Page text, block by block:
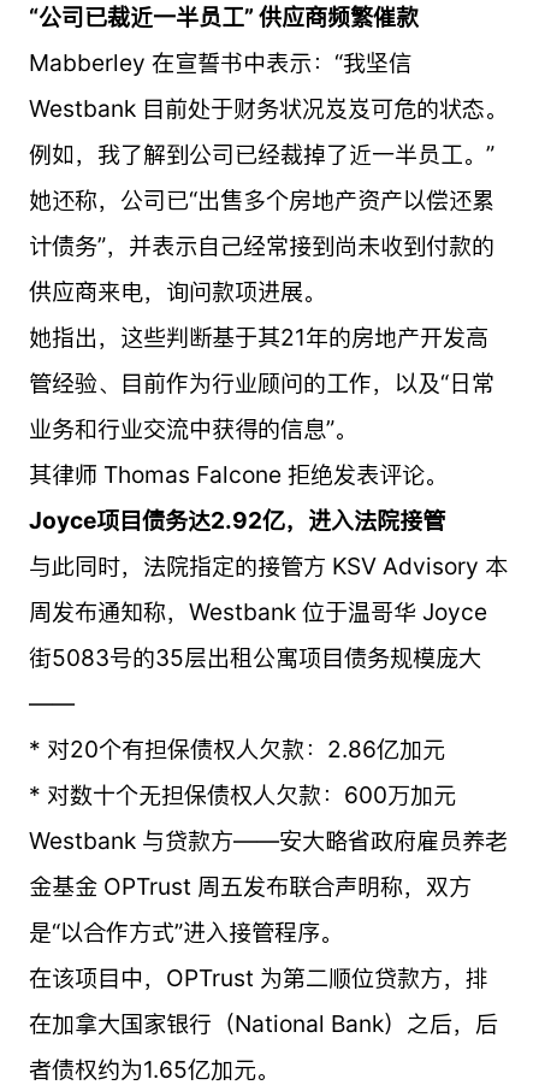
“公司已裁近一半员工” 供应商频繁催款
Mabberley 在宣誓书中表示：“我坚信
Westbank 目前处于财务状况岌岌可危的状态。
例如，我了解到公司已经裁掉了近一半员工。”
她还称，公司已“出售多个房地产资产以偿还累
计债务”，并表示自己经常接到尚未收到付款的
供应商来电，询问款项进展。
她指出，这些判断基于其21年的房地产开发高
管经验、目前作为行业顾问的工作，以及“日常
业务和行业交流中获得的信息”。
其律师 Thomas Falcone 拒绝发表评论。
Joyce项目债务达2.92亿，进入法院接管
与此同时，法院指定的接管方 KSV Advisory 本
周发布通知称，Westbank 位于温哥华 Joyce
街5083号的35层出租公寓项目债务规模庞大
——
* 对20个有担保债权人欠款：2.86亿加元
* 对数十个无担保债权人欠款：600万加元
Westbank 与贷款方——安大略省政府雇员养老
金基金 OPTrust 周五发布联合声明称，双方
是“以合作方式”进入接管程序。
在该项目中，OPTrust 为第二顺位贷款方，排
在加拿大国家银行（National Bank）之后，后
者债权约为1.65亿加元。